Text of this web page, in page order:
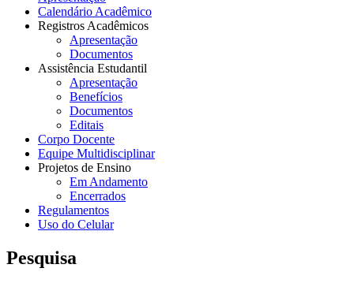
Calendário Acadêmico
Registros Acadêmicos
Apresentação
Documentos
Assistência Estudantil
Apresentação
Benefícios
Documentos
Editais
Corpo Docente
Equipe Multidisciplinar
Projetos de Ensino
Em Andamento
Encerrados
Regulamentos
Uso do Celular
Pesquisa